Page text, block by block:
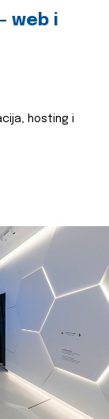
web i
hosting i